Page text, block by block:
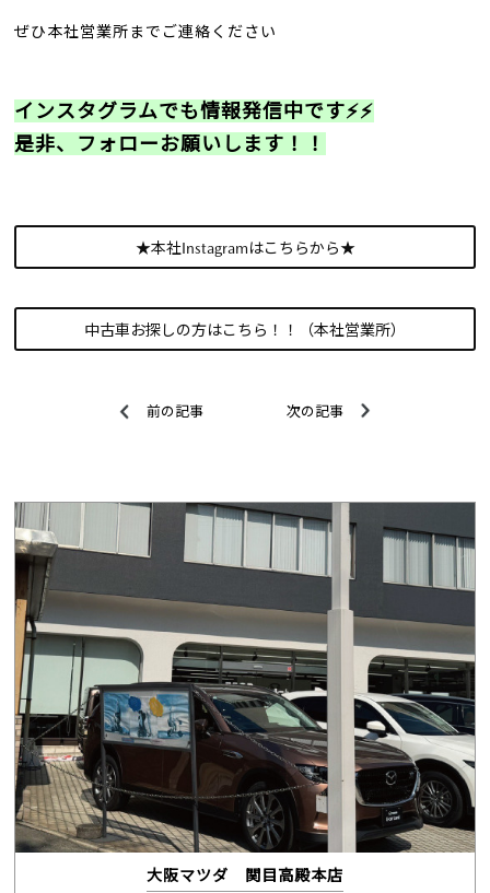
ぜひ本社営業所までご連絡ください
インスタグラムでも情報発信中です⚡⚡
是非、フォローお願いします！！
★本社Instagramはこちらから★
中古車お探しの方はこちら！！（本社営業所）
前の記事 次の記事
大阪マツダ 関目高殿本店